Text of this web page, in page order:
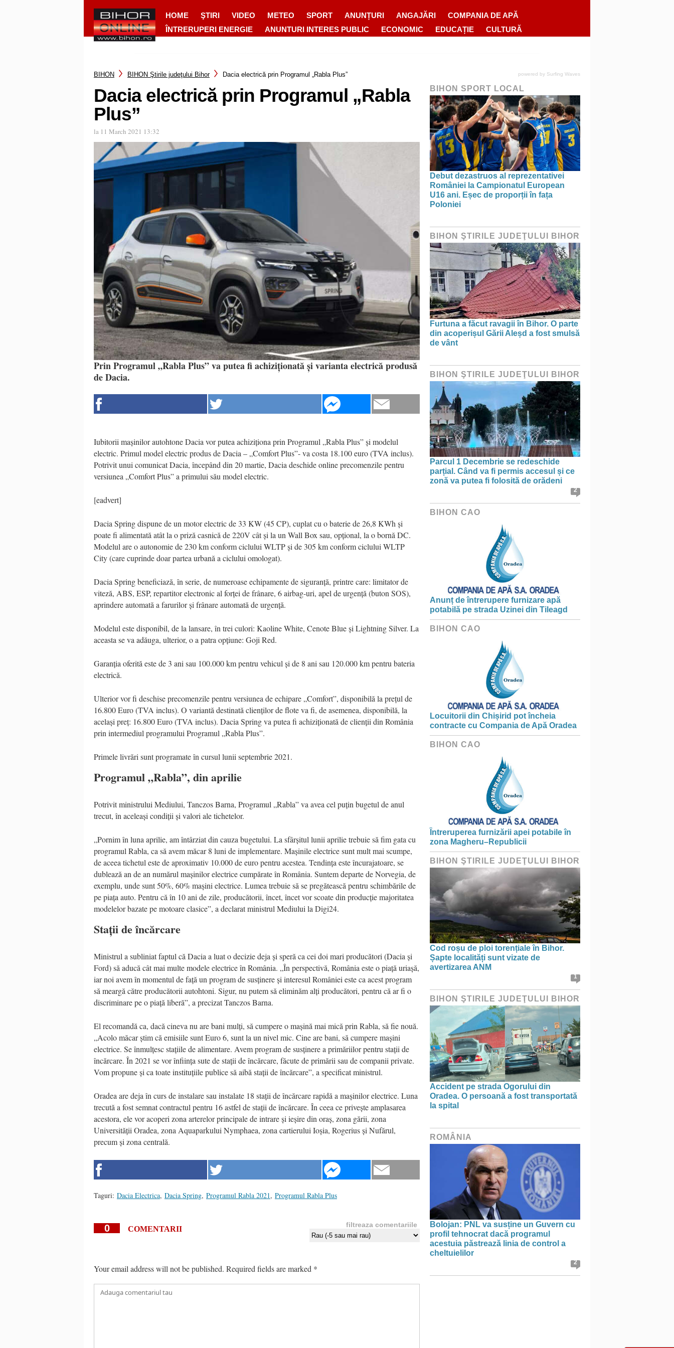
HOME ŞTIRI VIDEO METEO SPORT ANUNȚURI ANGAJĂRI
COMPANIA DE APĂ
ÎNTRERUPERI ENERGIE
ANUNTURI INTERES PUBLIC ECONOMIC EDUCAȚIE CULTURĂ
BIHON BIHON Ştirile judeţului Bihor Dacia electrică prin Programul „Rabla Plus”
Dacia electrică prin Programul „Rabla
Plus”
la 11 March 2021 13:32
Prin Programul „Rabla Plus” va putea fi achiziționată și varianta electrică produsă
de Dacia.
Iubitorii mașinilor autohtone Dacia vor putea achiziționa prin Programul „Rabla Plus” și modelul
electric. Primul model electric produs de Dacia – „Comfort Plus”- va costa 18.100 euro (TVA inclus).
Potrivit unui comunicat Dacia, începând din 20 martie, Dacia deschide online precomenzile pentru
versiunea „Comfort Plus” a primului său model electric.
[eadvert]
Dacia Spring dispune de un motor electric de 33 KW (45 CP), cuplat cu o baterie de 26,8 KWh și
poate fi alimentată atât la o priză casnică de 220V cât și la un Wall Box sau, opțional, la o bornă DC.
Modelul are o autonomie de 230 km conform ciclului WLTP și de 305 km conform ciclului WLTP
City (care cuprinde doar partea urbană a ciclului omologat).
Dacia Spring beneficiază, în serie, de numeroase echipamente de siguranță, printre care: limitator de
viteză, ABS, ESP, repartitor electronic al forței de frânare, 6 airbag-uri, apel de urgență (buton SOS),
aprindere automată a farurilor și frânare automată de urgență.
Modelul este disponibil, de la lansare, în trei culori: Kaoline White, Cenote Blue și Lightning Silver. La
aceasta se va adăuga, ulterior, o a patra opțiune: Goji Red.
Garanția oferită este de 3 ani sau 100.000 km pentru vehicul și de 8 ani sau 120.000 km pentru bateria
electrică.
Ulterior vor fi deschise precomenzile pentru versiunea de echipare „Comfort”, disponibilă la prețul de
16.800 Euro (TVA inclus). O variantă destinată clienților de flote va fi, de asemenea, disponibilă, la
același preț: 16.800 Euro (TVA inclus). Dacia Spring va putea fi achiziționată de clienții din România
prin intermediul programului Programul „Rabla Plus”.
Primele livrări sunt programate în cursul lunii septembrie 2021.
Programul „Rabla”, din aprilie
Potrivit ministrului Mediului, Tanczos Barna, Programul „Rabla” va avea cel puțin bugetul de anul
trecut, în aceleași condiții și valori ale tichetelor.
„Pornim în luna aprilie, am întârziat din cauza bugetului. La sfârșitul lunii aprilie trebuie să fim gata cu
programul Rabla, ca să avem măcar 8 luni de implementare. Mașinile electrice sunt mult mai scumpe,
de aceea tichetul este de aproximativ 10.000 de euro pentru acestea. Tendința este încurajatoare, se
dublează an de an numărul mașinilor electrice cumpărate în România. Suntem departe de Norvegia, de
exemplu, unde sunt 50%, 60% mașini electrice. Lumea trebuie să se pregătească pentru schimbările de
pe piața auto. Pentru că în 10 ani de zile, producătorii, încet, încet vor scoate din producție majoritatea
modelelor bazate pe motoare clasice”, a declarat ministrul Mediului la Digi24.
Stații de încărcare
Ministrul a subliniat faptul că Dacia a luat o decizie deja și speră ca cei doi mari producători (Dacia și
Ford) să aducă cât mai multe modele electrice în România. „În perspectivă, România este o piață uriașă,
iar noi avem în momentul de față un program de susținere și interesul României este ca acest program
să meargă către producătorii autohtoni. Sigur, nu putem să eliminăm alți producători, pentru că ar fi o
discriminare pe o piață liberă”, a precizat Tanczos Barna.
El recomandă ca, dacă cineva nu are bani mulți, să cumpere o mașină mai mică prin Rabla, să fie nouă.
„Acolo măcar știm că emisiile sunt Euro 6, sunt la un nivel mic. Cine are bani, să cumpere mașini
electrice. Se înmulțesc stațiile de alimentare. Avem program de susținere a primăriilor pentru stații de
încărcare. În 2021 se vor înființa sute de stații de încărcare, făcute de primării sau de companii private.
Vom propune și ca toate instituțiile publice să aibă stații de încărcare”, a specificat ministrul.
Oradea are deja în curs de instalare sau instalate 18 stații de încărcare rapidă a mașinilor electrice. Luna
trecută a fost semnat contractul pentru 16 astfel de stații de încărcare. În ceea ce privește amplasarea
acestora, ele vor acoperi zona arterelor principale de intrare și ieșire din oraș, zona gării, zona
Universității Oradea, zona Aquaparkului Nymphaea, zona cartierului Ioșia, Rogerius și Nufărul,
precum și zona centrală.
Taguri: Dacia Electrica, Dacia Spring, Programul Rabla 2021, Programul Rabla Plus
0 COMENTARII filtreaza comentariile
Your email address will not be published. Required fields are marked *
powered by Surfing Waves
BIHON SPORT LOCAL
Debut dezastruos al reprezentativei
României la Campionatul European
U16 ani. Eșec de proporții în fața
Poloniei
BIHON ŞTIRILE JUDEŢULUI BIHOR
Furtuna a făcut ravagii în Bihor. O parte
din acoperișul Gării Aleșd a fost smulsă
de vânt
BIHON ŞTIRILE JUDEŢULUI BIHOR
Parcul 1 Decembrie se redeschide
parțial. Când va fi permis accesul și ce
zonă va putea fi folosită de orădeni
2
BIHON CAO
Anunț de întrerupere furnizare apă
potabilă pe strada Uzinei din Tileagd
BIHON CAO
Locuitorii din Chișirid pot încheia
contracte cu Compania de Apă Oradea
BIHON CAO
Întreruperea furnizării apei potabile în
zona Magheru–Republicii
BIHON ŞTIRILE JUDEŢULUI BIHOR
Cod roșu de ploi torențiale în Bihor.
Șapte localități sunt vizate de
avertizarea ANM
1
BIHON ŞTIRILE JUDEŢULUI BIHOR
Accident pe strada Ogorului din
Oradea. O persoană a fost transportată
la spital
ROMÂNIA
Bolojan: PNL va susține un Guvern cu
profil tehnocrat dacă programul
acestuia păstrează linia de control a
cheltuielilor
2